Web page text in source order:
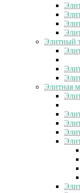
Элитный
Элитная